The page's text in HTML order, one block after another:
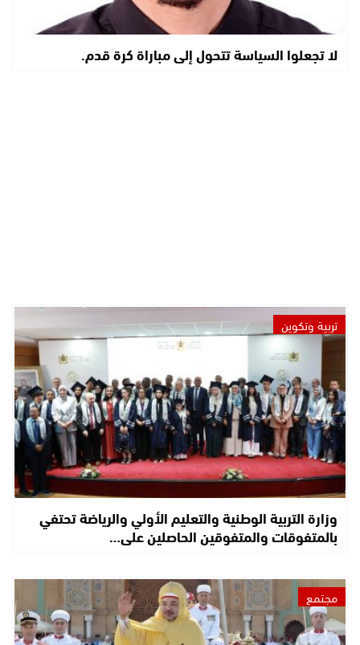
لا تجعلوا السياسة تتحول إلى مباراة كرة قدم.
تربية وتكوين
وزارة التربية الوطنية والتعليم الأولي والرياضة تحتفي
بالمتفوقات والمتفوقين الحاصلين على…
مجتمع